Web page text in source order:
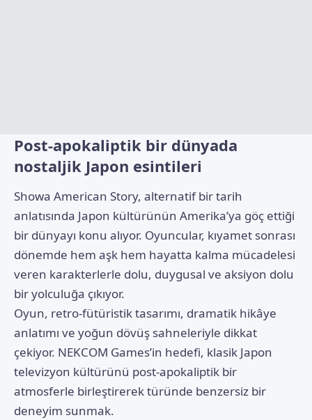
Post-apokaliptik bir dünyada
nostaljik Japon esintileri
Showa American Story, alternatif bir tarih
anlatısında Japon kültürünün Amerika’ya göç ettiği
bir dünyayı konu alıyor. Oyuncular, kıyamet sonrası
dönemde hem aşk hem hayatta kalma mücadelesi
veren karakterlerle dolu, duygusal ve aksiyon dolu
bir yolculuğa çıkıyor.
Oyun, retro-fütüristik tasarımı, dramatik hikâye
anlatımı ve yoğun dövüş sahneleriyle dikkat
çekiyor. NEKCOM Games’in hedefi, klasik Japon
televizyon kültürünü post-apokaliptik bir
atmosferle birleştirerek türünde benzersiz bir
deneyim sunmak.